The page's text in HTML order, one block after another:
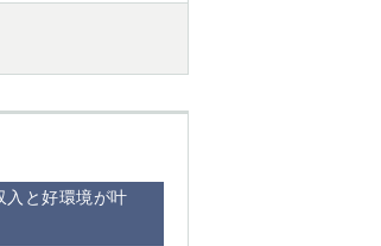
と好環境が叶